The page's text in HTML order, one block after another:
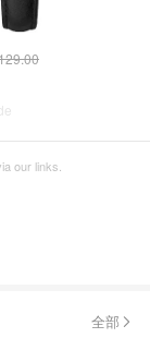
our links.
全部